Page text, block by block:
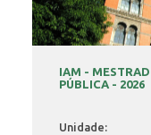
IAM -
PÚBLICA - 2026
Unidade: